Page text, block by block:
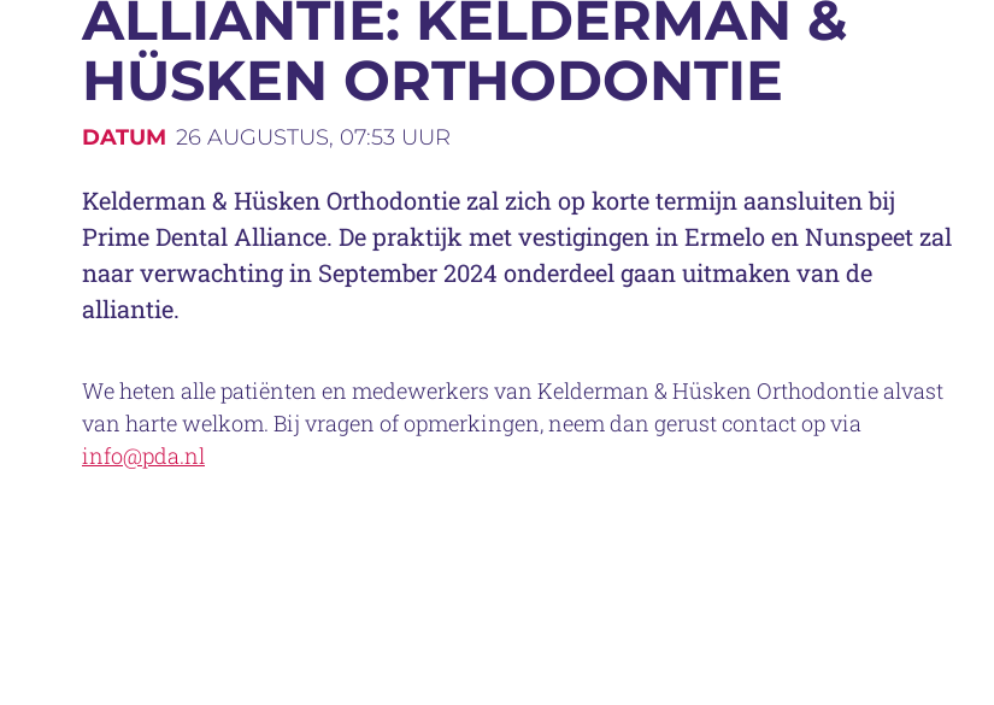
ALLIANTIE: KELDERMAN &
HÜSKEN ORTHODONTIE
DATUM 26 AUGUSTUS, 07:53 UUR
Kelderman & Hüsken Orthodontie zal zich op korte termijn aansluiten bij
Prime Dental Alliance. De praktijk met vestigingen in Ermelo en Nunspeet zal
naar verwachting in September 2024 onderdeel gaan uitmaken van de
alliantie.
We heten alle patiënten en medewerkers van Kelderman & Hüsken Orthodontie alvast
van harte welkom. Bij vragen of opmerkingen, neem dan gerust contact op via
info@pda.nl